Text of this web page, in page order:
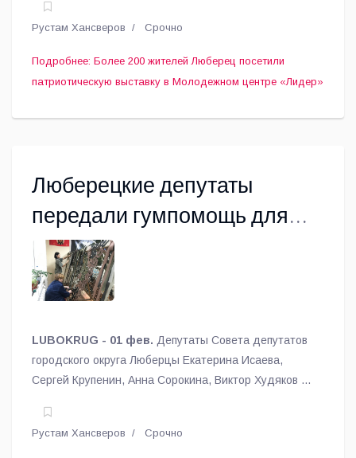
Рустам Хансверов Срочно
Подробнее: Более 200 жителей Люберец посетили
патриотическую выставку в Молодежном центре «Лидер»
Люберецкие депутаты
передали гумпомощь для
бойцов СВО
LUBOKRUG - 01 фев. Депутаты Совета депутатов
городского округа Люберцы Екатерина Исаева,
Сергей Крупенин, Анна Сорокина, Виктор Худяков и
областного общественного движения «Отцы
Подмосковья» Александр Мерзликин передали
Рустам Хансверов Срочно